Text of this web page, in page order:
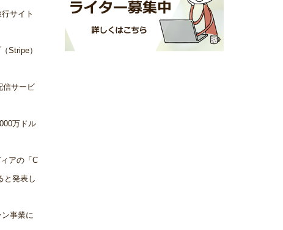
サイト
Stripe）
信サービ
万ドル
アの「C
と発表し
事業に